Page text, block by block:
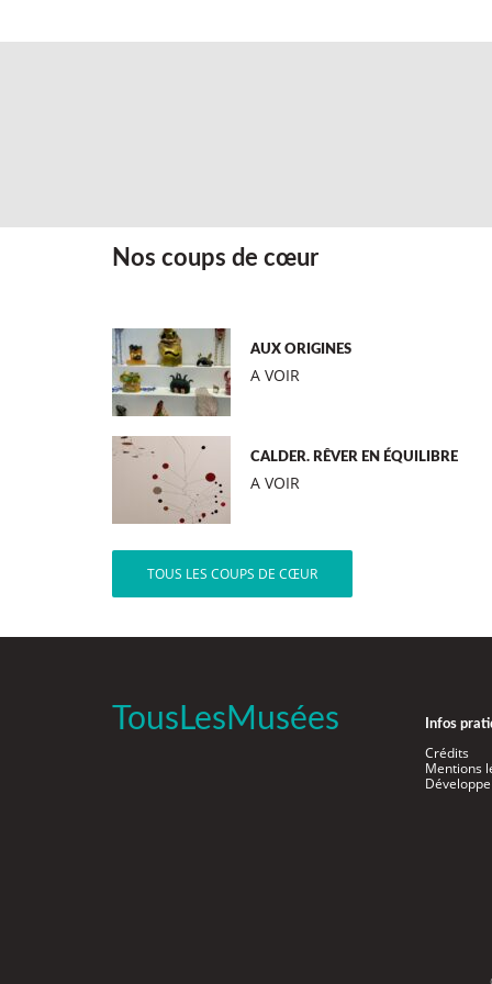
Nos coups de cœur
AUX ORIGINES
A VOIR
CALDER. RÊVER EN ÉQUILIBRE
A VOIR
TOUS LES COUPS DE CŒUR
TousLesMusées Infos
Crédits
Mentions